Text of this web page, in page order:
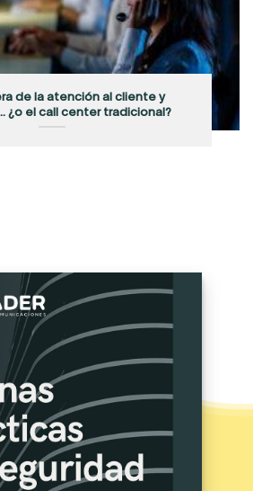
de la atención al cliente y
¿o el call center tradicional?